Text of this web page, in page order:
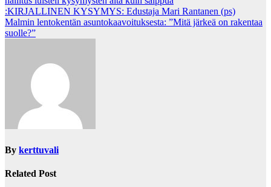
navigation
:KIRJALLINEN KYSYMYS: Edustaja Mari Rantanen (ps)
Malmin lentokentän asuntokaavoituksesta: ”Mitä järkeä on rakentaa
suolle?”
By kerttuvali
Related Post